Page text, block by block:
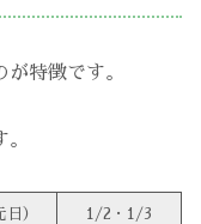
が特徴です。
） 1/2・1/3